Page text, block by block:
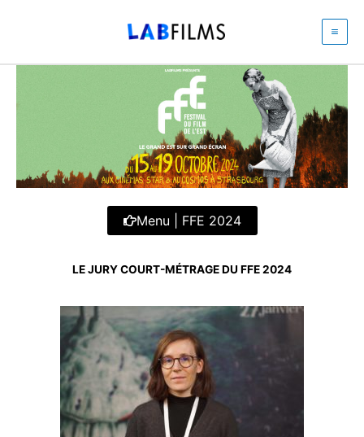
Menu | FFE 2024
LE JURY COURT-MÉTRAGE DU FFE 2024